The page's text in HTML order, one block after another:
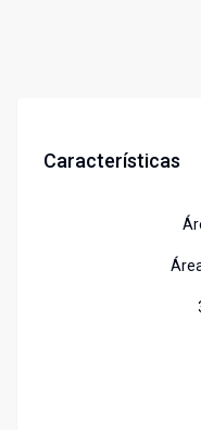
Características